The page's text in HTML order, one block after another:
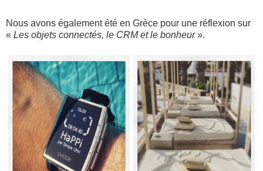
Nous avons également été en Grèce pour une réflexion sur
« Les objets connectés, le CRM et le bonheur».